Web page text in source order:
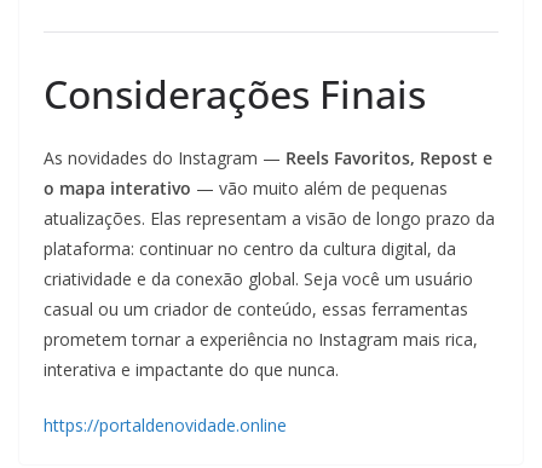
Considerações Finais
As novidades do Instagram — Reels Favoritos, Repost e
o mapa interativo — vão muito além de pequenas
atualizações. Elas representam a visão de longo prazo da
plataforma: continuar no centro da cultura digital, da
criatividade e da conexão global. Seja você um usuário
casual ou um criador de conteúdo, essas ferramentas
prometem tornar a experiência no Instagram mais rica,
interativa e impactante do que nunca.
https://portaldenovidade.online